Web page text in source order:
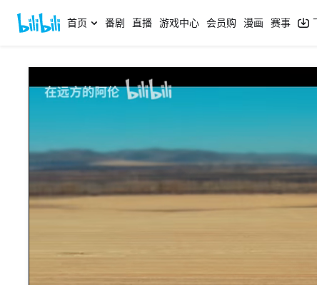
首页 番剧 直播 游戏中心 会员购 漫画 赛事